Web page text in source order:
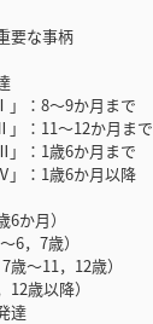
要な事柄
：8〜9か月まで
：11〜12か月まで
：1歳6か月まで
：1歳6か月以降
か月）
，7歳）
〜11，12歳）
歳以降）
達